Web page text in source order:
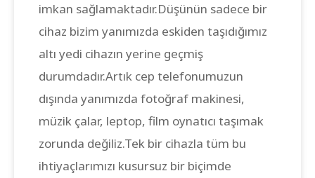
imkan sağlamaktadır.Düşünün sadece bir
cihaz bizim yanımızda eskiden taşıdığımız
altı yedi cihazın yerine geçmiş
durumdadır.Artık cep telefonumuzun
dışında yanımızda fotoğraf makinesi,
müzik çalar, leptop, film oynatıcı taşımak
zorunda değiliz.Tek bir cihazla tüm bu
ihtiyaçlarımızı kusursuz bir biçimde